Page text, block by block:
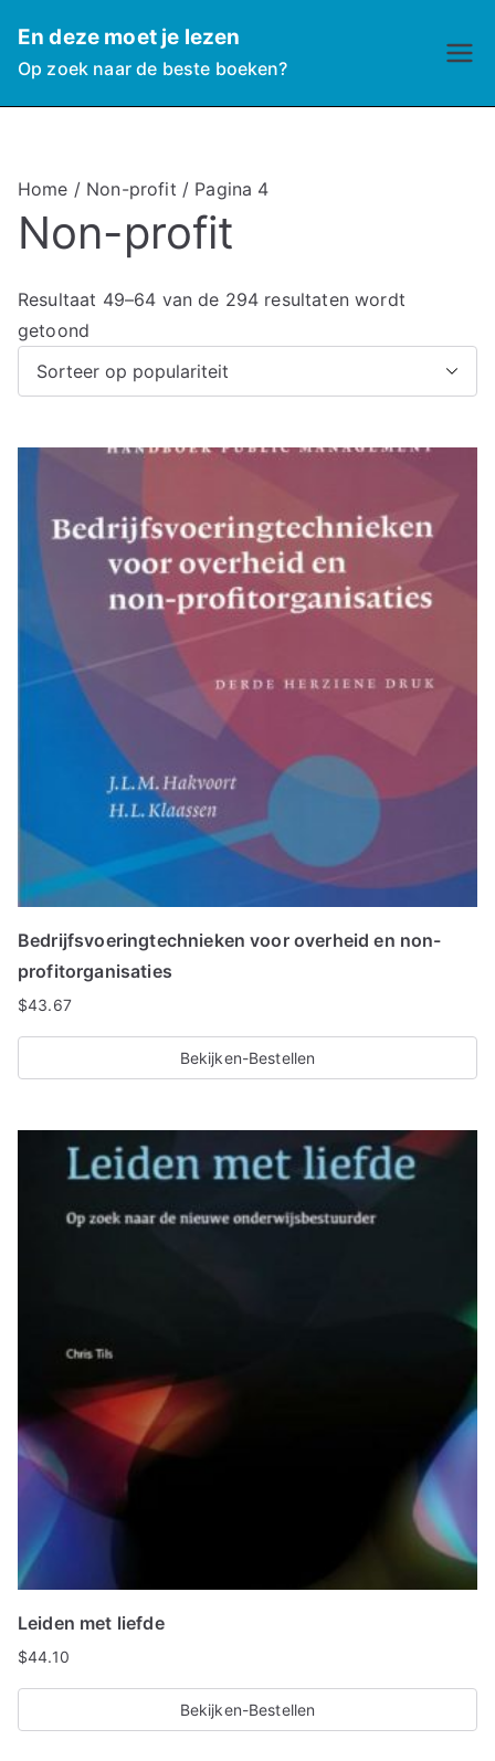
naar
de
inhoud
En deze moet je lezen
Op zoek naar de beste boeken?
Home / Non-profit / Pagina 4
Non-profit
Resultaat 49–64 van de 294 resultaten wordt
getoond
s
r
e
e
p
p
o
r
t
e
t
Bedrijfsvoeringtechnieken voor overheid en non-
profitorganisaties
$43.67
Bekijken-Bestellen
Leiden met liefde
$44.10
Bekijken-Bestellen